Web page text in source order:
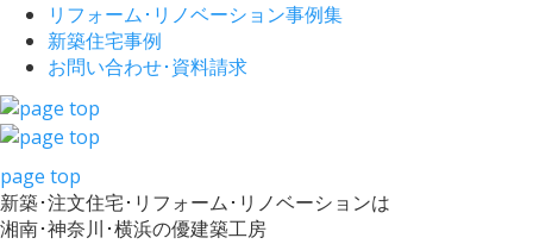
リフォーム･ リノベーション事例集
新築住宅事例
お問い合わせ･資料請求
page top
新築･注文住宅･リフォーム･リノベーションは
湘南･神奈川･横浜の優建築工房